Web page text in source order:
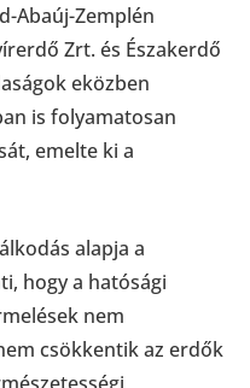
Abaúj-Zemplén
Zrt. és Északerdő
eközben
is folyamatosan
emelte ki a
alapja a
hogy a hatósági
nem
csökkentik az erdők